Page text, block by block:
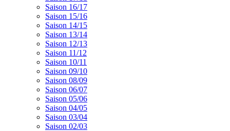
Saison 16/17
Saison 15/16
Saison 14/15
Saison 13/14
Saison 12/13
Saison 11/12
Saison 10/11
Saison 09/10
Saison 08/09
Saison 06/07
Saison 05/06
Saison 04/05
Saison 03/04
Saison 02/03